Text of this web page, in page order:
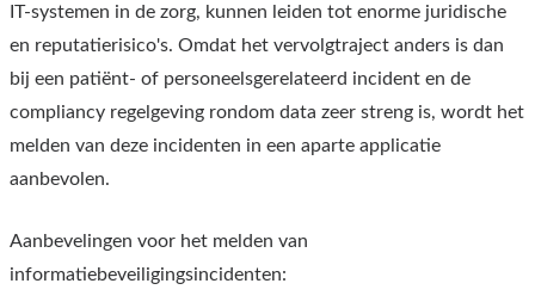
IT-systemen in de zorg, kunnen leiden tot enorme juridische
en reputatierisico's. Omdat het vervolgtraject anders is dan
bij een patiënt- of personeelsgerelateerd incident en de
compliancy regelgeving rondom data zeer streng is, wordt het
melden van deze incidenten in een aparte applicatie
aanbevolen.
Aanbevelingen voor het melden van
informatiebeveiligingsincidenten: